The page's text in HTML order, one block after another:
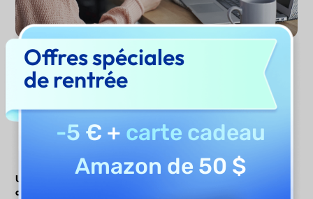
Rédiger maintenant
UPDF AI vs. autres
outils IA
Offres spéciales
de rentrée
-5 € + carte cadeau
Amazon de 50 $